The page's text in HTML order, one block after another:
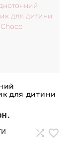
для дитини